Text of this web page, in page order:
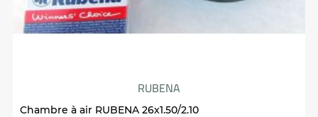
RUBENA
Chambre à air RUBENA 26x1.50/2.10